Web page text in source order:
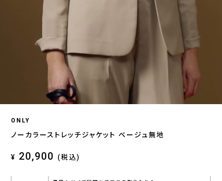
ONLY
ノーカラーストレッチジャケット ベージュ無地
¥ 20,900 (税込)